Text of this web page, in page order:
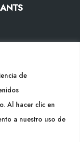
de
Al hacer clic en
a nuestro uso de